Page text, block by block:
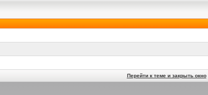
Перейти к теме и закрыть окно